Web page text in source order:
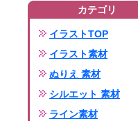
カテゴリ
イラストTOP
イラスト素材
ぬりえ 素材
シルエット 素材
ライン素材